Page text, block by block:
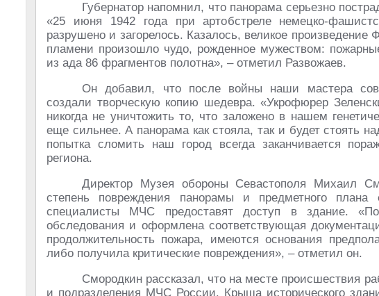
Губернатор напомнил, что панорама серьезно
«25 июня 1942 года при артобстреле немецко-
разрушено и загорелось. Казалось, великое
пламени произошло чудо, рожденное мужеством:
из ада 86 фрагментов полотна», – отметил Развожаев.
Он добавил, что после войны наши мастера
создали творческую копию шедевра. «Укрофюрер
никогда не уничтожить то, что заложено в нашем
еще сильнее. А панорама как стояла, так и будет стоять
попытка сломить наш город всегда заканчивается
региона.
Директор Музея обороны Севастополя Михаил
степень повреждения панорамы и предметного
специалисты МЧС предоставят доступ в здание.
обследования и оформлена соответствующая
продолжительность пожара, имеются основания
либо получила критические повреждения», – отметил он.
Смородкин рассказал, что на месте происшествия
и подразделения МЧС России. Крыша исторического